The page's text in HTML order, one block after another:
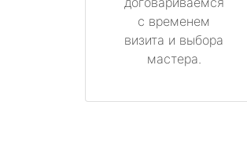
с временем
визита и выбора
мастера.